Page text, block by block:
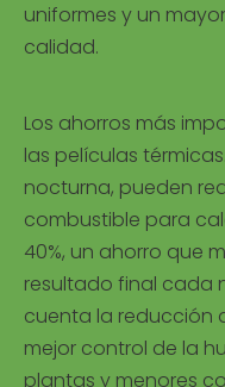
uniformes y un
calidad.
Los ahorros más
las películas
nocturna, pueden
combustible para
40%, un ahorro que
resultado final cada
cuenta la reducción
mejor control de la
plantas y menores